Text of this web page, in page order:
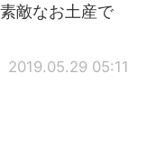
敵なお土産で
2019.05.29 05:11